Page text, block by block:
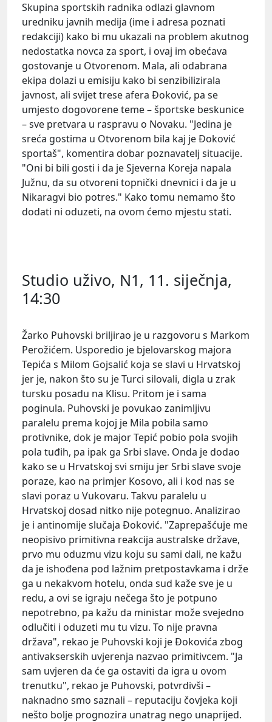
Skupina sportskih radnika odlazi glavnom
uredniku javnih medija (ime i adresa poznati
redakciji) kako bi mu ukazali na problem akutnog
nedostatka novca za sport, i ovaj im obećava
gostovanje u Otvorenom. Mala, ali odabrana
ekipa dolazi u emisiju kako bi senzibilizirala
javnost, ali svijet trese afera Đoković, pa se
umjesto dogovorene teme – športske beskunice
– sve pretvara u raspravu o Novaku. "Jedina je
sreća gostima u Otvorenom bila kaj je Đoković
sportaš", komentira dobar poznavatelj situacije.
"Oni bi bili gosti i da je Sjeverna Koreja napala
Južnu, da su otvoreni topnički dnevnici i da je u
Nikaragvi bio potres." Kako tomu nemamo što
dodati ni oduzeti, na ovom ćemo mjestu stati.
Studio uživo, N1, 11. siječnja,
14:30
Žarko Puhovski briljirao je u razgovoru s Markom
Perožićem. Usporedio je bjelovarskog majora
Tepića s Milom Gojsalić koja se slavi u Hrvatskoj
jer je, nakon što su je Turci silovali, digla u zrak
tursku posadu na Klisu. Pritom je i sama
poginula. Puhovski je povukao zanimljivu
paralelu prema kojoj je Mila pobila samo
protivnike, dok je major Tepić pobio pola svojih
pola tuđih, pa ipak ga Srbi slave. Onda je dodao
kako se u Hrvatskoj svi smiju jer Srbi slave svoje
poraze, kao na primjer Kosovo, ali i kod nas se
slavi poraz u Vukovaru. Takvu paralelu u
Hrvatskoj dosad nitko nije potegnuo. Analizirao
je i antinomije slučaja Đoković. "Zaprepašćuje me
neopisivo primitivna reakcija australske države,
prvo mu oduzmu vizu koju su sami dali, ne kažu
da je ishođena pod lažnim pretpostavkama i drže
ga u nekakvom hotelu, onda sud kaže sve je u
redu, a ovi se igraju nečega što je potpuno
nepotrebno, pa kažu da ministar može svejedno
odlučiti i oduzeti mu tu vizu. To nije pravna
država", rekao je Puhovski koji je Đokovića zbog
antivakserskih uvjerenja nazvao primitivcem. "Ja
sam uvjeren da će ga ostaviti da igra u ovom
trenutku", rekao je Puhovski, potvrdivši –
naknadno smo saznali – reputaciju čovjeka koji
nešto bolje prognozira unatrag nego unaprijed.